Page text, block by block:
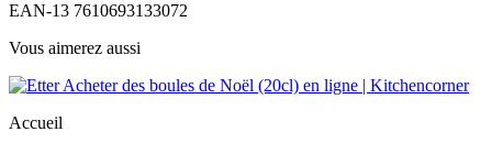
EAN-13 7610693133072
Vous aimerez aussi
Accueil